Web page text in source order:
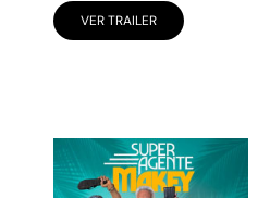
VER TRAILER